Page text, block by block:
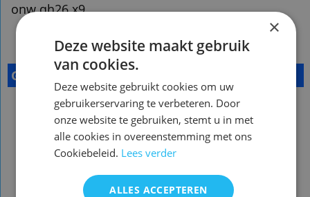
onw.qh26 x9
Gerelateerde Producten
×
Deze website maakt gebruik
van cookies.
Deze website gebruikt cookies om uw
gebruikerservaring te verbeteren. Door
onze website te gebruiken, stemt u in met
alle cookies in overeenstemming met ons
Cookiebeleid. Lees verder
ALLES ACCEPTEREN